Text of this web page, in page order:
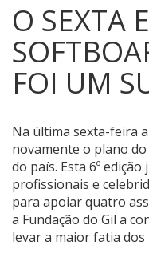
O SEXTA
FOI UM
Na última sexta-feira
novamente o plano
do país. Esta 6º
profissionais e
para apoiar quatro
a Fundação do Gil a
levar a maior fatia dos